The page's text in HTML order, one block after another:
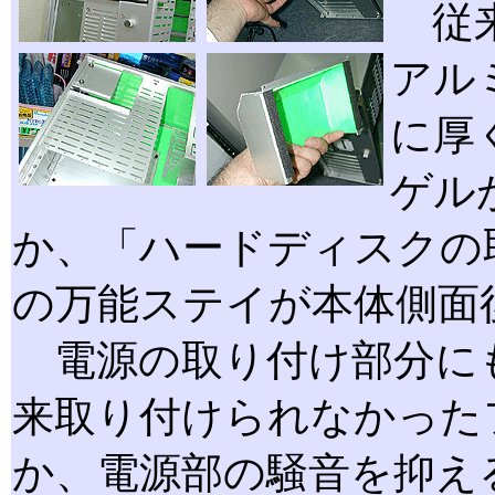
従
アル
に厚
ゲル
か、「ハードディスク
の万能ステイが本体側
電源の取り付け部分に
来取り付けられなかっ
か、電源部の騒音を抑